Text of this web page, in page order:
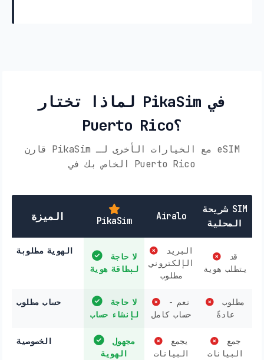
لماذا تختار PikaSim في
Puerto Rico؟
قارن PikaSim مع الخيارات الأخرى لـ eSIM
الخاص بك في Puerto Rico
الميزة PikaSim Airalo
شريحة SIM
المحلية
الهوية مطلوبة
لبطاقة هوية
الإلكتروني
مطلوب
يتطلب هوية
حساب مطلوب
لإنشاء حساب
حساب كامل
مطلوب
عادةً
الخصوصية
الهوية
البيانات
البيانات